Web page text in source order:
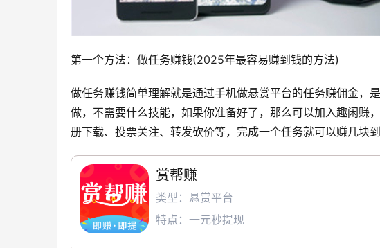
第一个方法：做任务赚钱(2025年最容易赚到钱的方法)
做任务赚钱简单理解就是通过手机做悬赏平台的任务赚佣金，
做，不需要什么技能，如果你准备好了，那么可以加入趣闲赚
册下载、投票关注、转发砍价等，完成一个任务就可以赚几块
赏帮赚
类型：悬赏平台
特点：一元秒提现